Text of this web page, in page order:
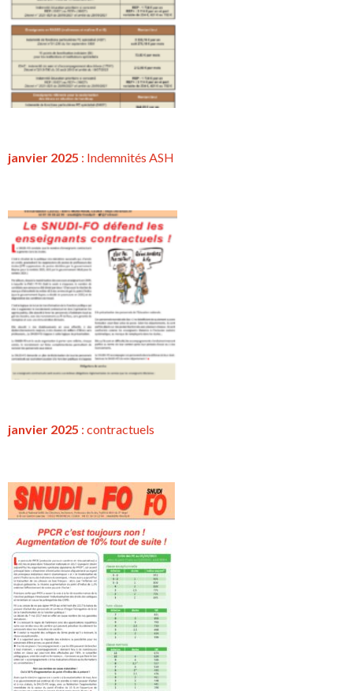
janvier 2025 : Indemnités ASH
janvier 2025 : contractuels